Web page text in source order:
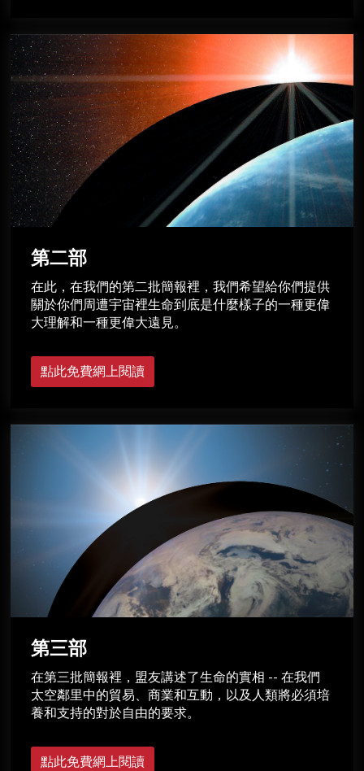
第二部
在此，在我們的第二批簡報裡，我們希望給你們提供
關於你們周遭宇宙裡生命到底是什麼樣子的一種更偉
大理解和一種更偉大遠見。
點此免費網上閱讀
第三部
在第三批簡報裡，盟友講述了生命的實相 -- 在我們
太空鄰里中的貿易、商業和互動，以及人類將必須培
養和支持的對於自由的要求。
點此免費網上閱讀